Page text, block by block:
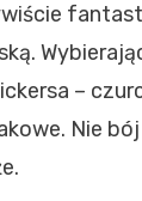
–
Nie